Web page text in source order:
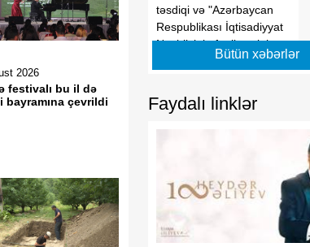
2026
festivalı bu il də
bayramına çevrildi
təsdiqi və "Azərbaycan
Respublikası İqtisadiyyat
Nazirliyinin fəaliyyətinin
təmin edilməsi və
İqtisadi İnkişaf Nazirliyinin
fəaliyyətinin
təkmilləşdirilməsi ilə bağlı
Prezidentinin 2006-cı il 28
dekabr tarixli 504 nömrəli
Fərmanında dəyişikliklər
edilməsi barədə"
Bütün xəbərlər
Faydalı linklər